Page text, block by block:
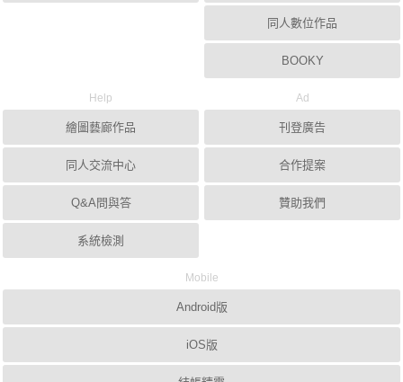
同人數位作品
BOOKY
Help
繪圖藝廊作品
同人交流中心
Q&A問與答
系統檢測
Ad
刊登廣告
合作提案
贊助我們
Mobile
Android版
iOS版